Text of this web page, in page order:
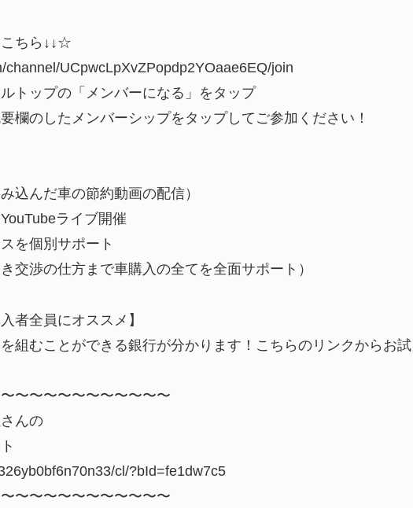
ちら↓↓☆
channel/UCpwcLpXvZPopdp2YOaae6EQ/join
トップの「メンバーになる」をタップ
欄のしたメンバーシップをタップしてご参加ください！
込んだ車の節約動画の配信）
ライブ開催
を個別サポート
交渉の仕方まで車購入の全てを全面サポート）
者全員にオススメ】
組むことができる銀行が分かります！こちらのリンクからお試
〜〜〜〜〜〜〜〜〜〜〜
んの
cl/?bId=fe1dw7c5
〜〜〜〜〜〜〜〜〜〜〜